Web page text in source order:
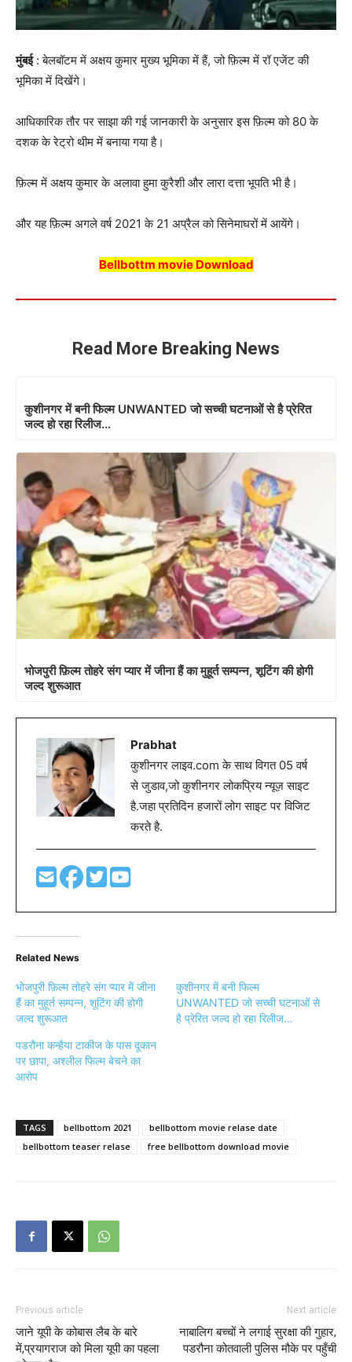
मुंबई: बेलबॉटम में अक्षय कुमार मुख्य भूमिका में हैं, जो फ़िल्म में रॉ एजेंट की
भूमिका में दिखेंगे।
आधिकारिक तौर पर साझा की गई जानकारी के अनुसार इस फ़िल्म को 80 के
दशक के रेट्रो थीम में बनाया गया है।
फ़िल्म में अक्षय कुमार के अलावा हुमा कुरैशी और लारा दत्ता भूपति भी है।
और यह फ़िल्म अगले वर्ष 2021 के 21 अप्रैल को सिनेमाघरों में आयेंगे।
Bellbottm movie Download
Read More Breaking News
कुशीनगर में बनी फिल्म UNWANTED जो सच्ची घटनाओं से है प्रेरित
जल्द हो रहा रिलीज…
भोजपुरी फ़िल्म तोहरे संग प्यार में जीना हैं का मुहूर्त सम्पन्न, शूटिंग की होगी
जल्द शुरूआत
Prabhat
कुशीनगर लाइव.com के साथ विगत 05 वर्ष
से जुडाव,जो कुशीनगर लोकप्रिय न्यूज़ साइट
है.जहा प्रतिदिन हजारों लोग साइट पर विजिट
करते है.
Related News
भोजपुरी फ़िल्म तोहरे संग प्यार में जीना
हैं का मुहूर्त सम्पन्न, शूटिंग की होगी
जल्द शुरूआत
कुशीनगर में बनी फिल्म
UNWANTED जो सच्ची घटनाओं से
है प्रेरित जल्द हो रहा रिलीज…
पडरौना कन्हैया टाकीज के पास दूकान
पर छापा, अश्लील फिल्म बेचने का
आरोप
TAGS bellbottom 2021
bellbottom movie relase date
bellbottom teaser relase
free bellbottom download movie
Previous article
जाने यूपी के कोबास लैब के बारे
में,प्रयागराज को मिला यूपी का पहला
Next article
नाबालिग बच्चों ने लगाई सुरक्षा की गुहार,
पडरौना कोतवाली पुलिस मौके पर पहुँची